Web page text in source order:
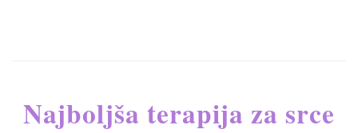
Najboljša terapija za srce